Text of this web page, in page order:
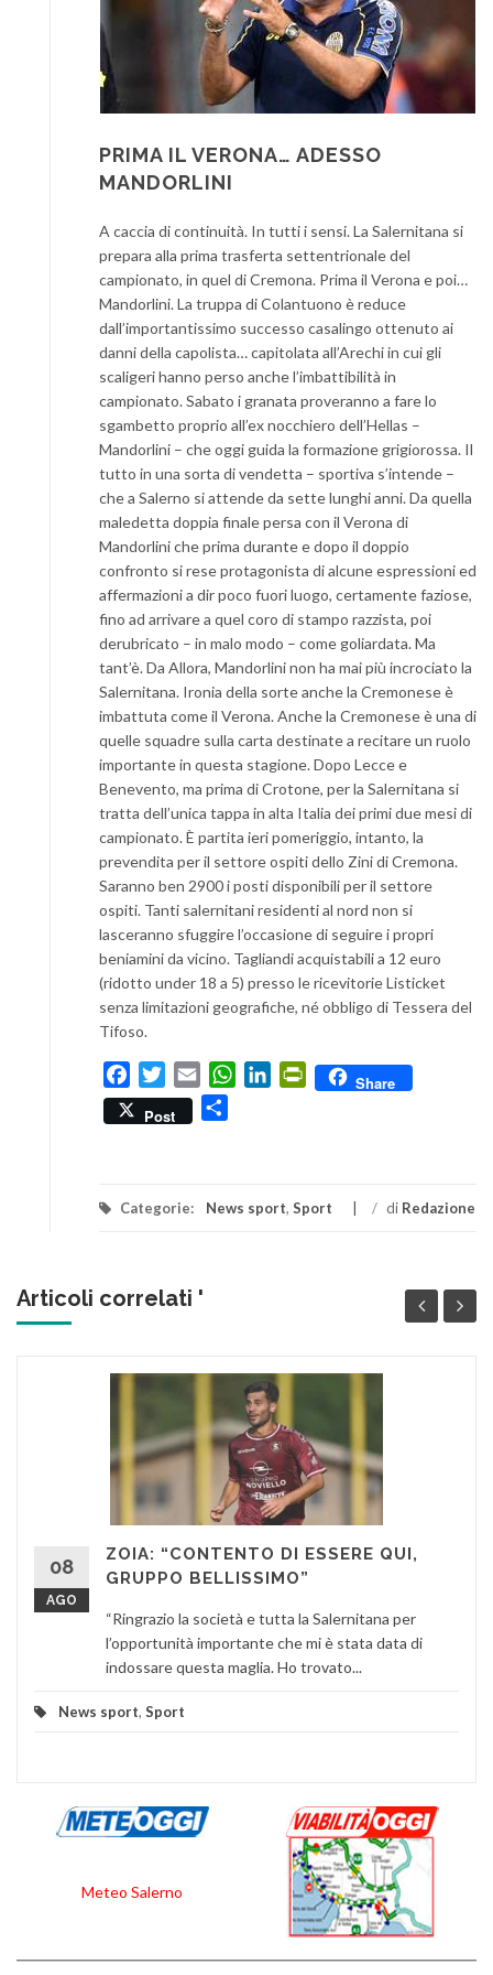
PRIMA IL VERONA… ADESSO
MANDORLINI
A caccia di continuità. In tutti i sensi. La Salernitana si
prepara alla prima trasferta settentrionale del
campionato, in quel di Cremona. Prima il Verona e poi…
Mandorlini. La truppa di Colantuono è reduce
dall’importantissimo successo casalingo ottenuto ai
danni della capolista… capitolata all’Arechi in cui gli
scaligeri hanno perso anche l’imbattibilità in
campionato. Sabato i granata proveranno a fare lo
sgambetto proprio all’ex nocchiero dell’Hellas –
Mandorlini – che oggi guida la formazione grigiorossa. Il
tutto in una sorta di vendetta – sportiva s’intende –
che a Salerno si attende da sette lunghi anni. Da quella
maledetta doppia finale persa con il Verona di
Mandorlini che prima durante e dopo il doppio
confronto si rese protagonista di alcune espressioni ed
affermazioni a dir poco fuori luogo, certamente faziose,
fino ad arrivare a quel coro di stampo razzista, poi
derubricato – in malo modo – come goliardata. Ma
tant’è. Da Allora, Mandorlini non ha mai più incrociato la
Salernitana. Ironia della sorte anche la Cremonese è
imbattuta come il Verona. Anche la Cremonese è una di
quelle squadre sulla carta destinate a recitare un ruolo
importante in questa stagione. Dopo Lecce e
Benevento, ma prima di Crotone, per la Salernitana si
tratta dell’unica tappa in alta Italia dei primi due mesi di
campionato. È partita ieri pomeriggio, intanto, la
prevendita per il settore ospiti dello Zini di Cremona.
Saranno ben 2900 i posti disponibili per il settore
ospiti. Tanti salernitani residenti al nord non si
lasceranno sfuggire l’occasione di seguire i propri
beniamini da vicino. Tagliandi acquistabili a 12 euro
(ridotto under 18 a 5) presso le ricevitorie Listicket
senza limitazioni geografiche, né obbligo di Tessera del
Tifoso.
FacebookTwitterEmail WhatsApp
LinkedInPrintFriendly
Share
Post
Categorie: News sport, Sport / di Redazione
Articoli correlati '
08
AGO
ZOIA: “CONTENTO DI ESSERE QUI,
GRUPPO BELLISSIMO”
“Ringrazio la società e tutta la Salernitana per
l’opportunità importante che mi è stata data di
indossare questa maglia. Ho trovato...
News sport, Sport
Meteo Salerno